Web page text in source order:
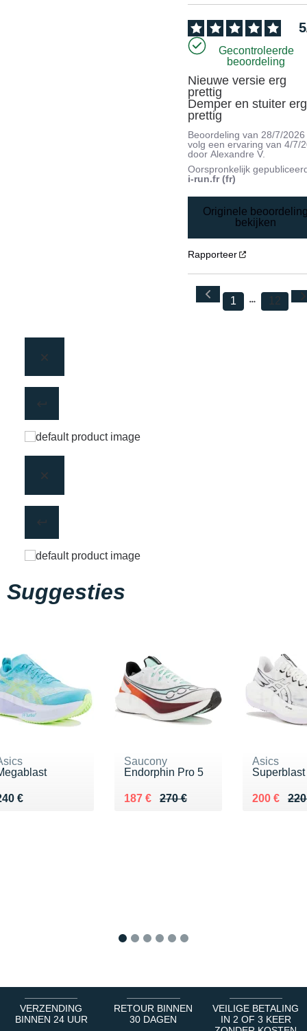
5
Gecontroleerde
beoordeling
Nieuwe versie erg
prettig
Demper en stuiter erg
prettig
Beoordeling van 28/7/2026
volg een ervaring van4/7/
doorAlexandre V.
Oorspronkelijk
i-run.fr (fr)
Originele
bekijken
Rapporteer
1 12
Suggesties
€ 240 €
Saucony
Endorphin Pro 5
270 €
Au lieu de 270 €
187 €
Vendu 187 €
Asics
Superblast
Au lieu de
200 €
Vendu
VERZENDING
BINNEN 24 UUR
RETOUR BINNEN
30 DAGEN
VEILIGE BETALING
IN 2 OF 3 KEER